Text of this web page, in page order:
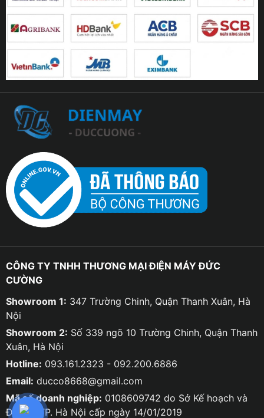
CÔNG TY TNHH THƯƠNG MẠI ĐIỆN MÁY ĐỨC
CƯỜNG
Showroom 1: 347 Trường Chinh, Quận Thanh Xuân, Hà
Nội
Showroom 2: Số 339 ngõ 10 Trường Chinh, Quận Thanh
Xuân, Hà Nội
Hotline: 093.161.2323 - 092.200.6886
Email: ducco8668@gmail.com
Mã số doanh nghiệp: 0108609742 do Sở Kế hoạch và
Đầu tư TP. Hà Nội cấp ngày 14/01/2019